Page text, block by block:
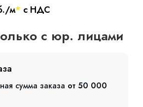
м* с НДС
с юр. лицами
сумма заказа от 50 000